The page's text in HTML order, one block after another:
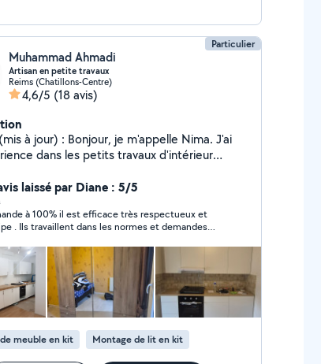
Particulier
Muhammad Ahmadi
Artisan en petite travaux
Reims (Chatillons-Centre)
4,6/5 (18 avis)
à jour) : Bonjour, je m'appelle Nima. J'ai
dans les petits travaux d'intérieur
ainsi que les petites . Je travaille avec soin,
sérieux, en cherchant toujours à satisfaire
laissé par Diane : 5/5
à 100% il est efficace très respectueux et
. Ils travaillent dans les normes et demandes
je valide ma prestation. Il a été réactif et très
veille pour le lendemain en plus .
meuble en kit Montage de lit en kit